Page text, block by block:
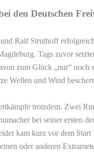
den Deutschen
Ralf Struthoff
Tags zuvor
zum Glück „nur“ noch
Wellen und Wind
trotzdem. Zwei
bei seiner ersten
kam kurz vor dem Start
oder anderen